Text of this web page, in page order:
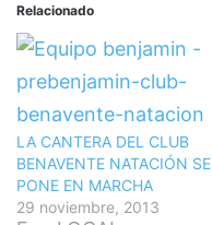
Relacionado
LA CANTERA DEL CLUB
BENAVENTE NATACIÓN SE
PONE EN MARCHA
29 noviembre, 2013